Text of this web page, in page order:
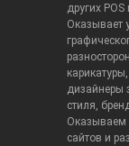
других
Оказывает
дизайнеры
стиля,
Оказываем
сайтов и